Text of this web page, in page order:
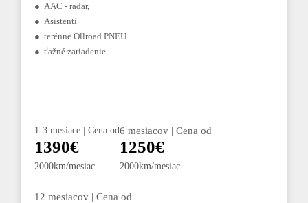
● AAC - radar,
● Asistenti
● terénne Ollroad PNEU
● ťažné zariadenie
1-3 mesiace | Cena od
1390€
2000km/mesiac
6 mesiacov | Cena od
1250€
2000km/mesiac
12 mesiacov | Cena od